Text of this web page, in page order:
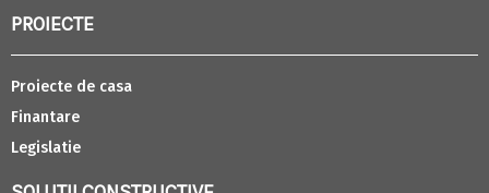
PROIECTE
Proiecte de casa
Finantare
Legislatie